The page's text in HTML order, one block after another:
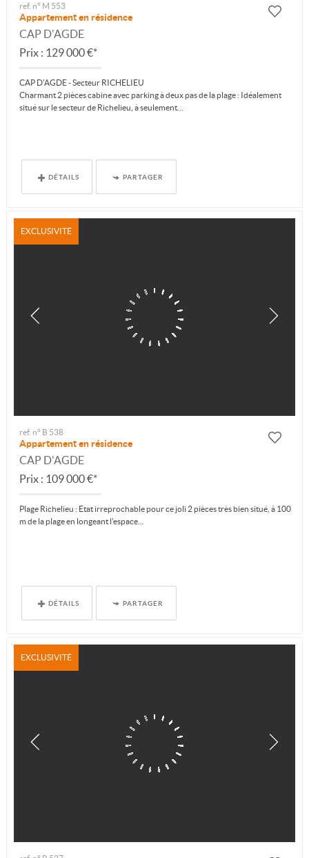
ref. n° M 553
Appartement en résidence
CAP D'AGDE
Prix : 129 000 €*
CAP D'AGDE - Secteur RICHELIEU
Charmant 2 pièces cabine avec parking à deux pas de la plage : Idéalement
situé sur le secteur de Richelieu, à seulement...
DÉTAILS PARTAGER
EXCLUSIVITÉ
ref. n° B 538
Appartement en résidence
CAP D'AGDE
Prix : 109 000 €*
Plage Richelieu : Etat irreprochable pour ce joli 2 pièces très bien situé, à 100
m de la plage en longeant l'espace...
DÉTAILS PARTAGER
EXCLUSIVITÉ